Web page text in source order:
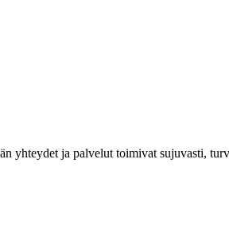
yhteydet ja palvelut toimivat sujuvasti,